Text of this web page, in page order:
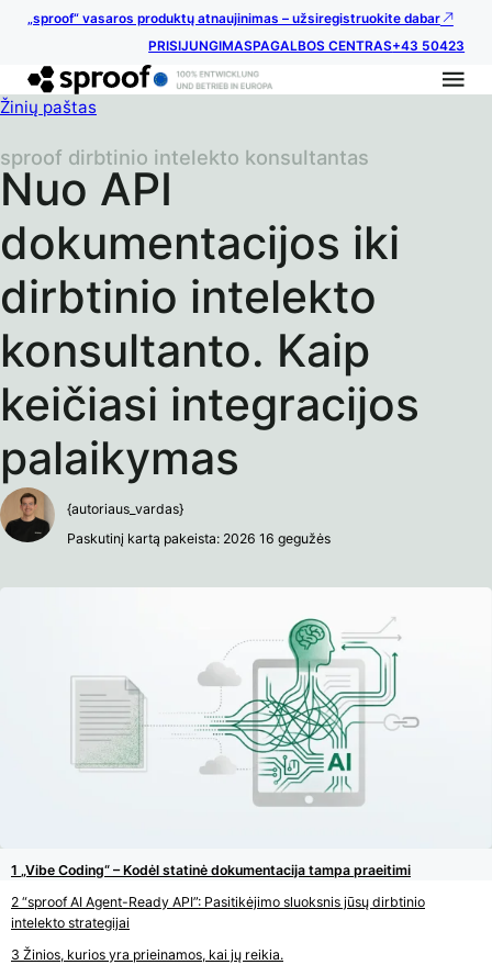
„sproof“ vasaros produktų atnaujinimas – užsiregistruokite dabar
PRISIJUNGIMASPAGALBOS CENTRAS+43 50423
Žinių paštas
Nuo API
dokumentacijos iki
dirbtinio intelekto
konsultanto. Kaip
keičiasi integracijos
palaikymas
sproof dirbtinio intelekto konsultantas
{autoriaus_vardas}
Paskutinį kartą pakeista: 2026 16 gegužės
„Vibe Coding“ – Kodėl statinė dokumentacija tampa praeitimi
“sproof AI Agent-Ready API”: Pasitikėjimo sluoksnis jūsų dirbtinio
intelekto strategijai
Žinios, kurios yra prieinamos, kai jų reikia.